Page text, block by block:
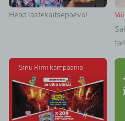
Head lastekaitsepäeva!
Sinu Rimi kampaania